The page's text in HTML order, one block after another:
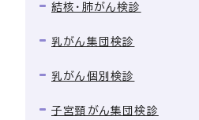
結核・肺がん検診
乳がん集団検診
乳がん個別検診
子宮頸がん集団検診